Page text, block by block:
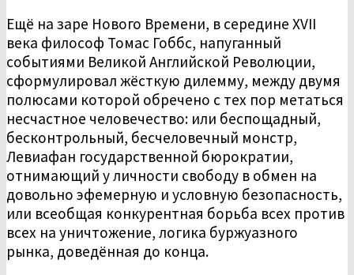
Ещё на заре Нового Времени, в середине XVII
века философ Томас Гоббс, напуганный
событиями Великой Английской Революции,
сформулировал жёсткую дилемму, между двумя
полюсами которой обречено с тех пор метаться
несчастное человечество: или беспощадный,
бесконтрольный, бесчеловечный монстр,
Левиафан государственной бюрократии,
отнимающий у личности свободу в обмен на
довольно эфемерную и условную безопасность,
или всеобщая конкурентная борьба всех против
всех на уничтожение, логика буржуазного
рынка, доведённая до конца.